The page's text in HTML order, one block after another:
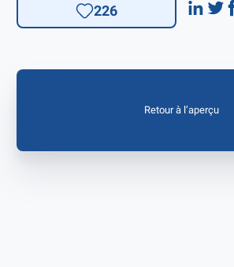
226
Retour à l’aperçu